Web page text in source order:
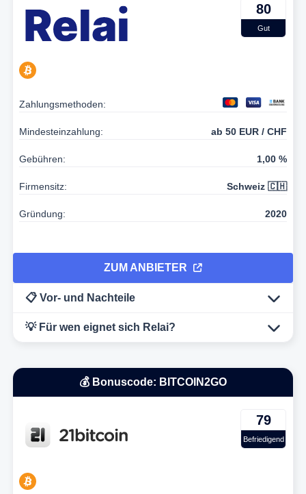
80
Gut
Zahlungsmethoden:
Mindesteinzahlung: ab 50 EUR / CHF
Gebühren: 1,00 %
Firmensitz: Schweiz 🇨🇭
Gründung: 2020
ZUM ANBIETER
📋 Vor- und Nachteile
💡 Für wen eignet sich Relai?
💰 Bonuscode: BITCOIN2GO
79
Befriedigend